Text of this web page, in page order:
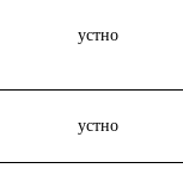
устно
устно